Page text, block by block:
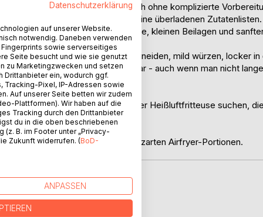
2 Personen gedacht und lassen sich ohne komplizierte
Topf, kein langes Vorbraten, keine überladenen
Geflügel, Fisch, Ei, Käse, Gemüse, kleinen Beilagen und
die kurzen Schritte: Zutaten schneiden, mild würzen, locker in
So bleibt das Kochen planbar - auch wenn man nicht
alle, die warme Mahlzeiten aus der Heißluftfritteuse suchen,
sind.
und mehr Genuss aus kleinen, zarten Airfryer-Portionen.
BEIBoD
Datenschutzerklärung
auf unserer Website.
notwendig. Daneben verwenden
sowie serverseitiges
Seite besucht und wie sie genutzt
zu Marketingzwecken und setzen
Drittanbieter ein, wodurch ggf.
Pixel, IP-Adressen sowie
Auf unserer Seite betten wir zudem
Plattformen). Wir haben auf die
Tracking durch den Drittanbieter
du in die oben beschriebenen
(z. B. im Footer unter „Privacy-
Zukunft widerrufen. (BoD-
ANPASSEN